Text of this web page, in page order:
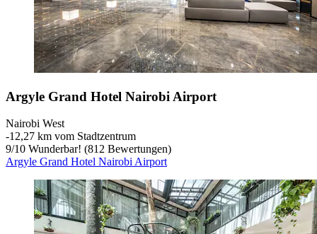
Argyle Grand Hotel Nairobi Airport
Nairobi West
‐12,27 km vom Stadtzentrum
9/10 Wunderbar! (812 Bewertungen)
Argyle Grand Hotel Nairobi Airport